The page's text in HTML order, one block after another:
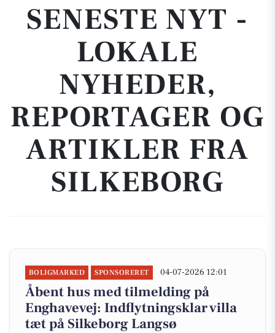
SENESTE NYT -
LOKALE
NYHEDER,
REPORTAGER OG
ARTIKLER FRA
SILKEBORG
BOLIGMARKED SPONSORERET 04-07-2026 12:01
Åbent hus med tilmelding på
Enghavevej: Indflytningsklar villa
tæt på Silkeborg Langsø